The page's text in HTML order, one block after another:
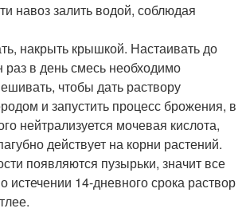
навоз залить водой, соблюдая
накрыть крышкой. Настаивать до
раз в день смесь необходимо
чтобы дать раствору
и запустить процесс брожения, в
нейтрализуется мочевая кислота,
действует на корни растений.
появляются пузырьки, значит все
истечении 14-дневного срока раствор